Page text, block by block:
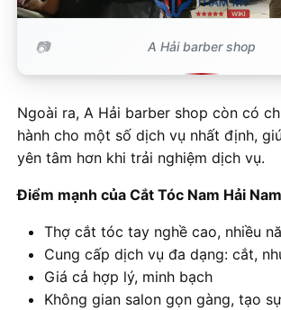
A Hải barber shop
Ngoài ra, A Hải barber shop còn có
hành cho một số dịch vụ nhất định,
yên tâm hơn khi trải nghiệm dịch vụ.
Điểm mạnh của Cắt Tóc Nam Hải Nam
Thợ cắt tóc tay nghề cao, nhiều
Cung cấp dịch vụ đa dạng: cắt,
Giá cả hợp lý, minh bạch
Không gian salon gọn gàng, tạo